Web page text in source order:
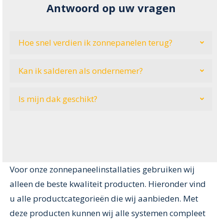
Antwoord op uw vragen
Hoe snel verdien ik zonnepanelen terug?
Kan ik salderen als ondernemer?
Is mijn dak geschikt?
Voor onze zonnepaneelinstallaties gebruiken wij
alleen de beste kwaliteit producten. Hieronder vind
u alle productcategorieën die wij aanbieden. Met
deze producten kunnen wij alle systemen compleet